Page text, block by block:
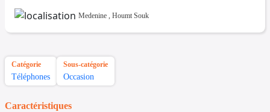
Medenine , Houmt Souk
Catégorie
Téléphones
Sous-catégorie
Occasion
Caractéristiques